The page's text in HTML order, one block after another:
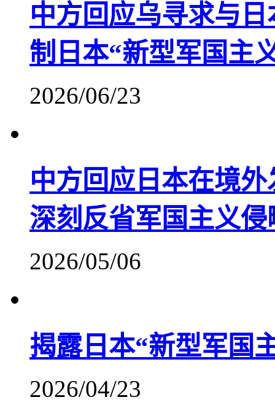
中方回应乌寻求与
制日本“新型军国主
2026/06/23
中方回应日本在境
深刻反省军国主义侵
2026/05/06
揭露日本“新型军国
2026/04/23